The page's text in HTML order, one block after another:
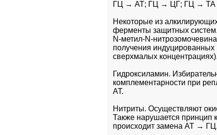
ГЦ → АТ; ГЦ → ЦГ; ГЦ → ТА
Некоторые из
ферменты защитных
N-метил-N-
получения индуцированных
сверхмалых
Гидроксиламин.
комплементарности при
АТ.
Нитриты. Осуществляют
Также нарушается принцип
происходит замена АТ →